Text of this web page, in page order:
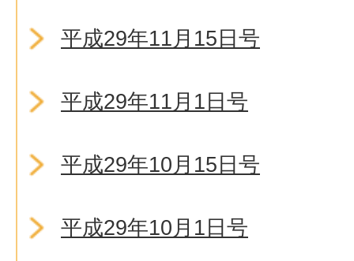
平成29年11月15日号
平成29年11月1日号
平成29年10月15日号
平成29年10月1日号